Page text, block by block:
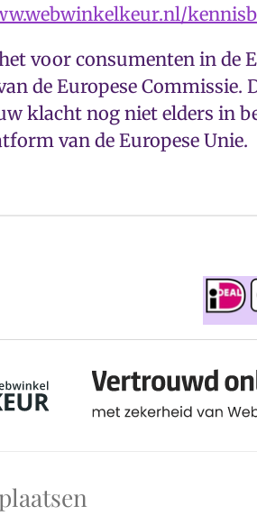
voor consumenten in de
de Europese Commissie.
klacht nog niet elders in
van de Europese Unie.